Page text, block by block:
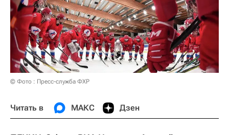
© Фото : Пресс-служба ФХР
Читать в МАКС Дзен